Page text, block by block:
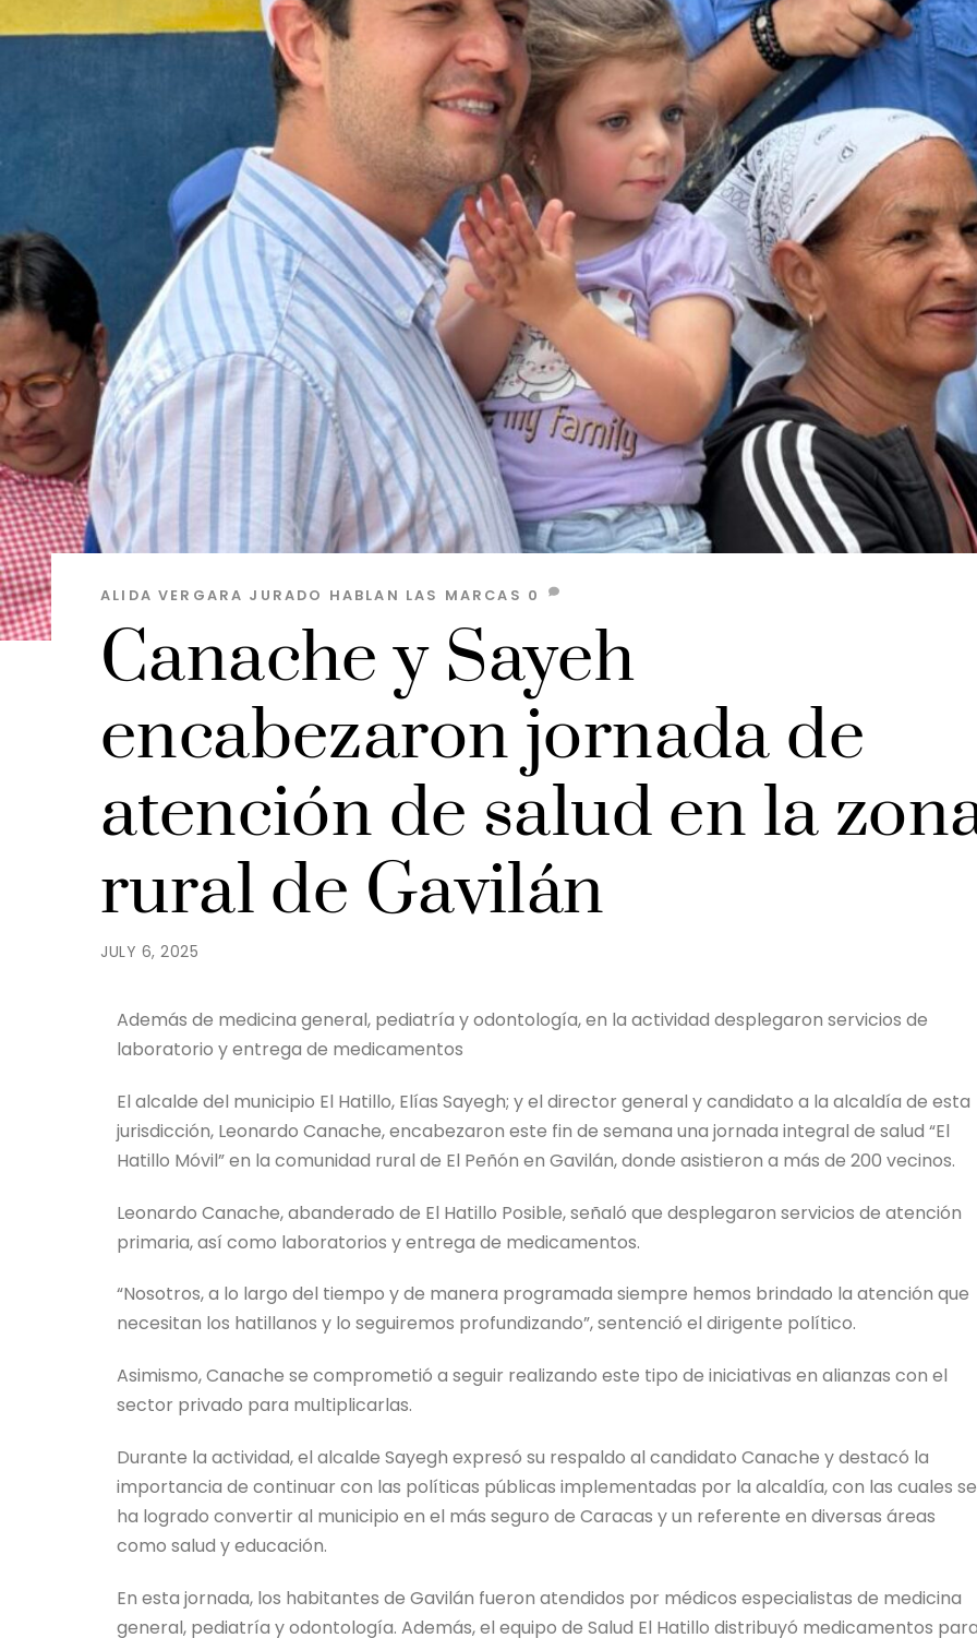
JULY 6, 2025
Canache y Sayeh
encabezaron jornada de
atención de salud en la
rural de Gavilán
ALIDA VERGARA JURADO HABLAN LAS MARCAS 0
Además de medicina general, pediatría y odontología, en la actividad desplegaron servicios de
laboratorio y entrega de medicamentos
El alcalde del municipio El Hatillo, Elías Sayegh; y el director general y candidato a la alcaldía de esta
jurisdicción, Leonardo Canache, encabezaron este fin de semana una jornada integral de salud “El
Hatillo Móvil” en la comunidad rural de El Peñón en Gavilán, donde asistieron a más de 200 vecinos.
Leonardo Canache, abanderado de El Hatillo Posible, señaló que desplegaron servicios de atención
primaria, así como laboratorios y entrega de medicamentos.
“Nosotros, a lo largo del tiempo y de manera programada siempre hemos brindado la atención que
necesitan los hatillanos y lo seguiremos profundizando”, sentenció el dirigente político.
Asimismo, Canache se comprometió a seguir realizando este tipo de iniciativas en alianzas con el
sector privado para multiplicarlas.
Durante la actividad, el alcalde Sayegh expresó su respaldo al candidato Canache y destacó la
importancia de continuar con las políticas públicas implementadas por la alcaldía, con las cuales se
ha logrado convertir al municipio en el más seguro de Caracas y un referente en diversas áreas
como salud y educación.
En esta jornada, los habitantes de Gavilán fueron atendidos por médicos especialistas de medicina
general, pediatría y odontología. Además, el equipo de Salud El Hatillo distribuyó medicamentos